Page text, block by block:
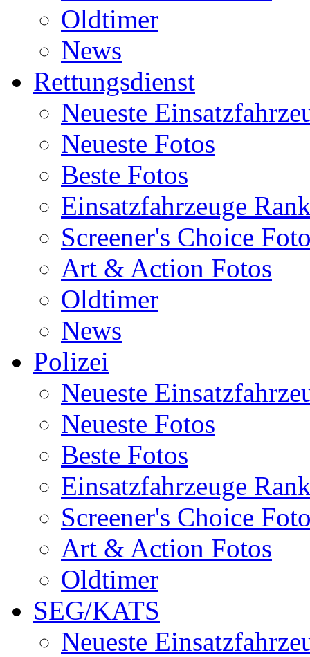
Oldtimer
News
Rettungsdienst
Neueste
Neueste Fotos
Beste Fotos
Einsatzfahrzeuge
Screener's Choice
Art & Action Fotos
Oldtimer
News
Polizei
Neueste
Neueste Fotos
Beste Fotos
Einsatzfahrzeuge
Screener's Choice
Art & Action Fotos
Oldtimer
SEG/KATS
Neueste